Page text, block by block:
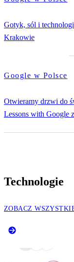
Gotyk, sól i
Krakowie
Google w Polsce
Otwieramy drzwi do
Lessons with Google
Technologie
ZOBACZ